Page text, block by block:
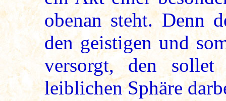
obenan steht. Denn
den geistigen und
versorgt, den
leiblichen Sphäre